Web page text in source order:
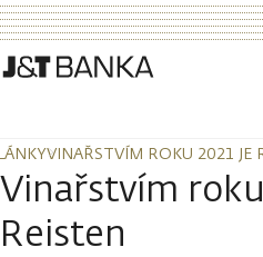
VINAŘSTVÍM ROKU 2021 JE
VINAŘSTVÍM ROKU 2021 JE
Vinařstvím
Reisten